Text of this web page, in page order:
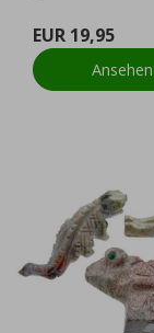
EUR 19,95
Ansehen